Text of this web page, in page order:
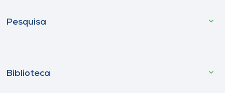
Pesquisa
Biblioteca